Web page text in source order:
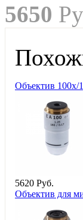
5650
Объектив 100х/
5620 Руб.
Объектив для